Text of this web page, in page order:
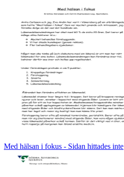
Med hälsan i fokus - Sidan hittades inte